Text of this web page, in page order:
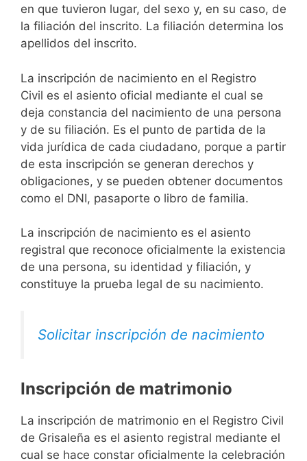
en que tuvieron lugar, del sexo y, en su caso, de
la filiación del inscrito. La filiación determina los
apellidos del inscrito.
La inscripción de nacimiento en el Registro
Civil es el asiento oficial mediante el cual se
deja constancia del nacimiento de una persona
y de su filiación. Es el punto de partida de la
vida jurídica de cada ciudadano, porque a partir
de esta inscripción se generan derechos y
obligaciones, y se pueden obtener documentos
como el DNI, pasaporte o libro de familia.
La inscripción de nacimiento es el asiento
registral que reconoce oficialmente la existencia
de una persona, su identidad y filiación, y
constituye la prueba legal de su nacimiento.
Solicitar inscripción de nacimiento
Inscripción de matrimonio
La inscripción de matrimonio en el Registro Civil
de Grisaleña es el asiento registral mediante el
cual se hace constar oficialmente la celebración